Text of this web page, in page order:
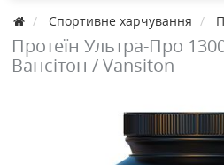
Cпортивне харчування
Протеїн Ультра-Про
Вансітон / Vansiton